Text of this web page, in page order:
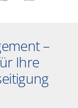
–
Ihre